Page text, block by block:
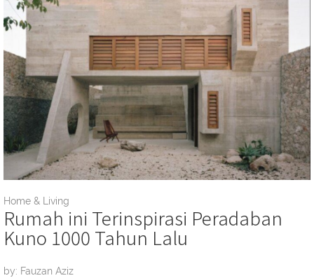
Home & Living
Rumah ini Terinspirasi Peradaban
Kuno 1000 Tahun Lalu
by: Fauzan Aziz